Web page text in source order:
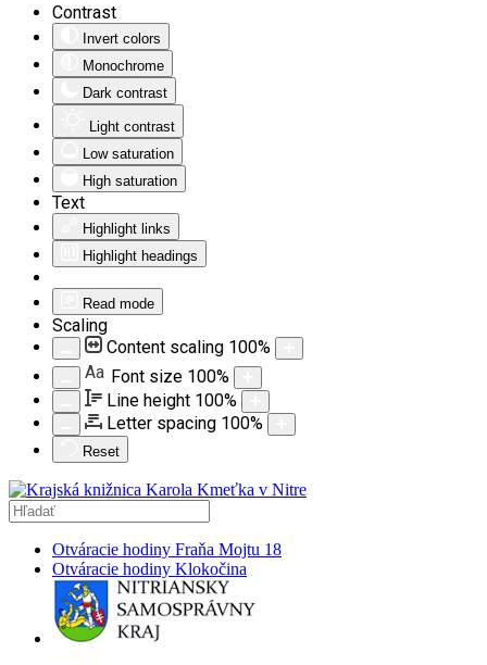
Contrast
Invert colors
Monochrome
Dark contrast
Light contrast
Low saturation
High saturation
Text
Highlight links
Highlight headings
Read mode
Scaling
Content scaling 100%
Aa Font size 100%
Line height 100%
Letter spacing 100%
Reset
Otváracie hodiny Fraňa Mojtu 18
Otváracie hodiny Klokočina